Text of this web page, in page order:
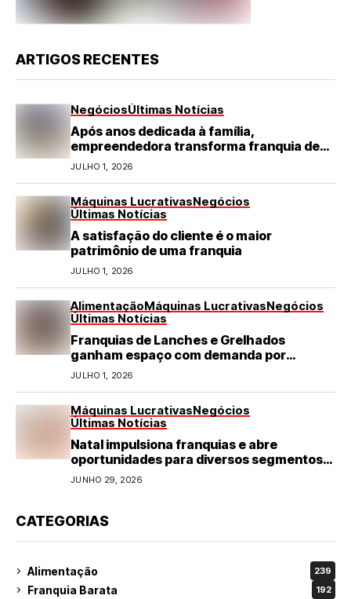
ARTIGOS RECENTES
NegóciosÚltimas Notícias
Após anos dedicada à família,
empreendedora transforma franquia de
turismo em negócio de destaque no RN
JULHO 1, 2026
Máquinas LucrativasNegócios
Últimas Notícias
A satisfação do cliente é o maior
patrimônio de uma franquia
JULHO 1, 2026
AlimentaçãoMáquinas LucrativasNegócios
Últimas Notícias
Franquias de Lanches e Grelhados
ganham espaço com demanda por
refeições rápidas e de qualidade
JULHO 1, 2026
Máquinas LucrativasNegócios
Últimas Notícias
Natal impulsiona franquias e abre
oportunidades para diversos segmentos
do varejo
JUNHO 29, 2026
CATEGORIAS
Alimentação 239
Franquia Barata 192